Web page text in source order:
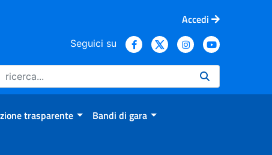
Accedi
Seguici su
trasparente Bandi di gara